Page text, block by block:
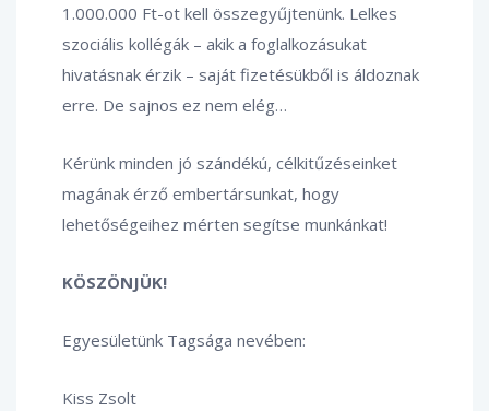
1.000.000 Ft-ot kell összegyűjtenünk. Lelkes
szociális kollégák – akik a foglalkozásukat
hivatásnak érzik – saját fizetésükből is áldoznak
erre. De sajnos ez nem elég…
Kérünk minden jó szándékú, célkitűzéseinket
magának érző embertársunkat, hogy
lehetőségeihez mérten segítse munkánkat!
KÖSZÖNJÜK!
Egyesületünk Tagsága nevében:
Kiss Zsolt